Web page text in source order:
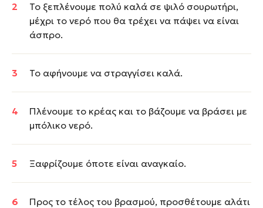
Το ξεπλένουμε πολύ καλά σε ψιλό σουρωτήρι,
μέχρι το νερό που θα τρέχει να πάψει να είναι
άσπρο.
Το αφήνουμε να στραγγίσει καλά.
Πλένουμε το κρέας και το βάζουμε να βράσει με
μπόλικο νερό.
Ξαφρίζουμε όποτε είναι αναγκαίο.
Προς το τέλος του βρασμού, προσθέτουμε αλάτι